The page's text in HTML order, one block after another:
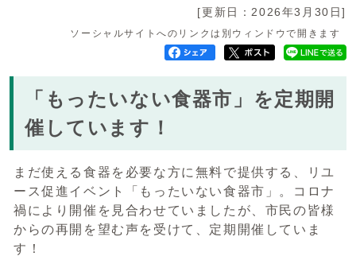
[更新日：2026年3月30日]
ソーシャルサイトへのリンクは別ウィンドウで開きます
「もったいない食器市」を定期開
催しています！
まだ使える食器を必要な方に無料で提供する、リユ
ース促進イベント「もったいない食器市」。コロナ
禍により開催を見合わせていましたが、市民の皆様
からの再開を望む声を受けて、定期開催していま
す！